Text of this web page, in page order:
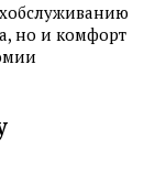
но и комфорт